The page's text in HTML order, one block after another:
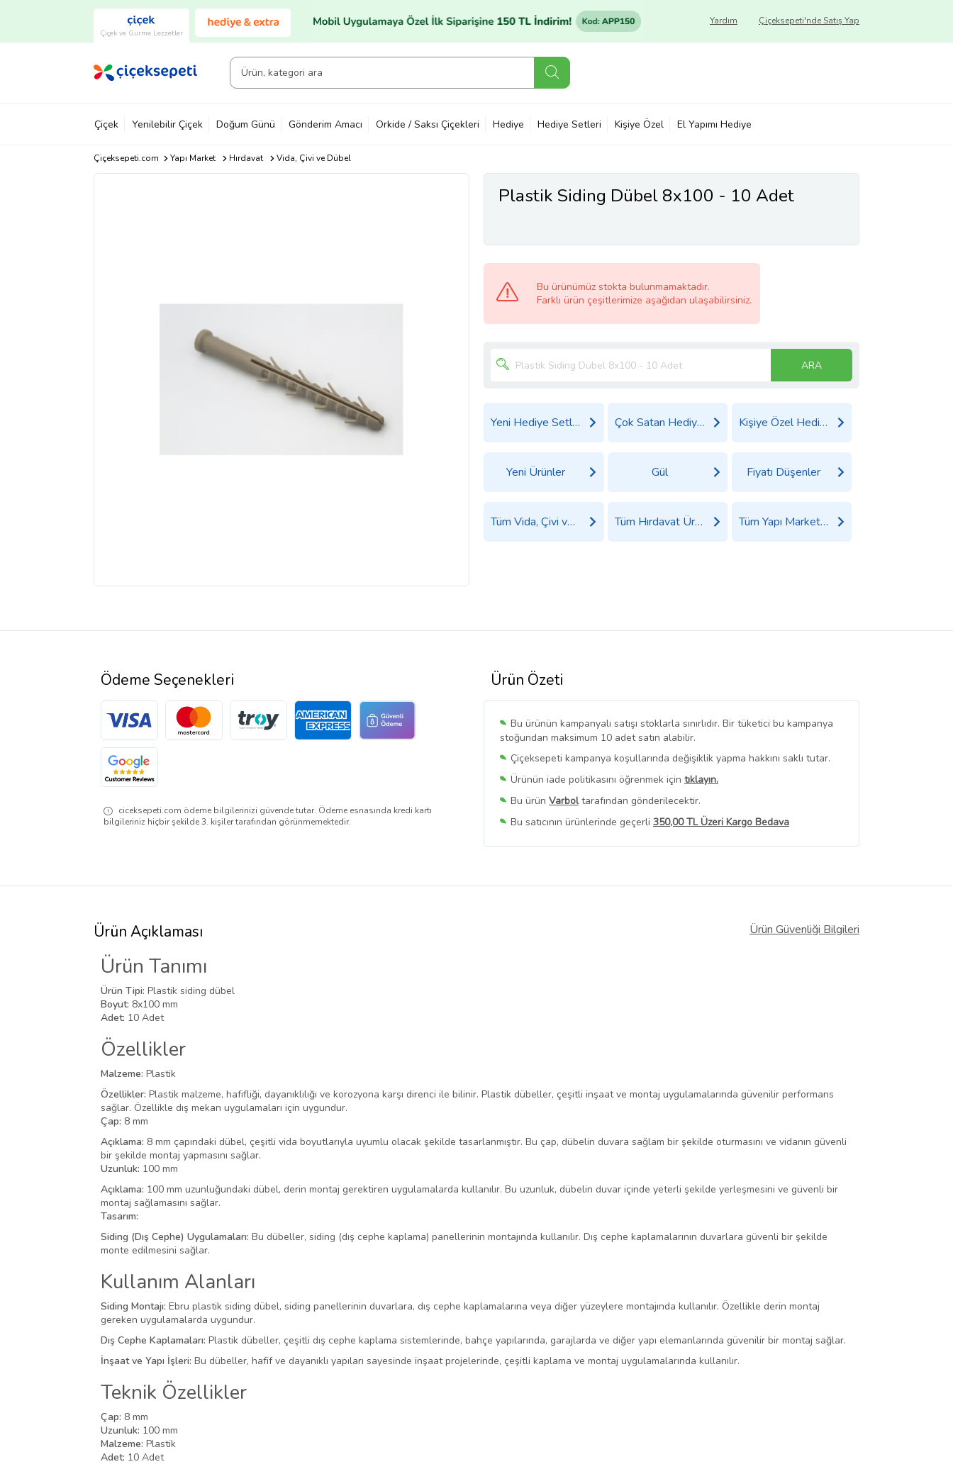
Çiçek ve Gurme Lezzetler
Çiçeksepeti'nde Satış Yap
Yardım
Çiçek Yenilebilir Çiçek Doğum Günü Gönderim Amacı Orkide / Saksı Çiçekleri Hediye Hediye Setleri Kişiye Özel El Yapımı Hediye
Çiçeksepeti.com Yapı Market Hırdavat Vida, Çivi ve Dübel
Plastik Siding Dübel 8x100 - 10 Adet
Bu ürünümüz stokta bulunmamaktadır.
Farklı ürün çeşitlerimize aşağıdan ulaşabilirsiniz.
ARA
Yeni Hediye Setleri Çok Satan Hediyeler Kişiye Özel Hediyeler
Yeni Ürünler Gül Fiyatı Düşenler
Tüm Vida, Çivi ve Dübel Ürünleri Tüm Hırdavat Ürünleri Tüm Yapı Market Ürünleri
Ürün Özeti
Bu ürünün kampanyalı satışı stoklarla sınırlıdır. Bir tüketici bu kampanya
stoğundan maksimum 10 adet satın alabilir.
Çiçeksepeti kampanya koşullarında değişiklik yapma hakkını saklı tutar.
Ürünün iade politikasını öğrenmek için tıklayın.
Bu ürün Varboltarafından gönderilecektir.
Bu satıcının ürünlerinde geçerli 350,00 TL Üzeri Kargo Bedava
Bu SatıcınınTüm Ürünlerini Görüntüle
Ödeme Seçenekleri
ciceksepeti.com ödeme bilgilerinizi güvende tutar. Ödeme esnasında kredi kartı
bilgileriniz hiçbir şekilde 3. kişiler tarafından görünmemektedir.
Ürün Açıklaması Ürün Güvenliği Bilgileri
Ürün Tanımı
Ürün Tipi: Plastik siding dübel
Boyut: 8x100 mm
Adet: 10 Adet
Özellikler
Malzeme: Plastik
Özellikler: Plastik malzeme, hafifliği, dayanıklılığı ve korozyona karşı direnci ile bilinir. Plastik dübeller, çeşitli inşaat ve montaj uygulamalarında güvenilir performans
sağlar. Özellikle dış mekan uygulamaları için uygundur.
Çap: 8 mm
Açıklama: 8 mm çapındaki dübel, çeşitli vida boyutlarıyla uyumlu olacak şekilde tasarlanmıştır. Bu çap, dübelin duvara sağlam bir şekilde oturmasını ve vidanın güvenli
bir şekilde montaj yapmasını sağlar.
Uzunluk: 100 mm
Açıklama: 100 mm uzunluğundaki dübel, derin montaj gerektiren uygulamalarda kullanılır. Bu uzunluk, dübelin duvar içinde yeterli şekilde yerleşmesini ve güvenli bir
montaj sağlamasını sağlar.
Tasarım:
Siding (Dış Cephe) Uygulamaları: Bu dübeller, siding (dış cephe kaplama) panellerinin montajında kullanılır. Dış cephe kaplamalarının duvarlara güvenli bir şekilde
monte edilmesini sağlar.
Kullanım Alanları
Siding Montajı: Ebru plastik siding dübel, siding panellerinin duvarlara, dış cephe kaplamalarına veya diğer yüzeylere montajında kullanılır. Özellikle derin montaj
gereken uygulamalarda uygundur.
Dış Cephe Kaplamaları: Plastik dübeller, çeşitli dış cephe kaplama sistemlerinde, bahçe yapılarında, garajlarda ve diğer yapı elemanlarında güvenilir bir montaj sağlar.
İnşaat ve Yapı İşleri: Bu dübeller, hafif ve dayanıklı yapıları sayesinde inşaat projelerinde, çeşitli kaplama ve montaj uygulamalarında kullanılır.
Teknik Özellikler
Çap: 8 mm
Uzunluk: 100 mm
Malzeme: Plastik
Adet: 10 Adet